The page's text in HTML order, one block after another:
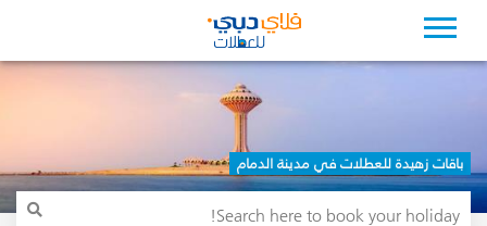
باقات زهيدة للعطلات في مدينة الدمام